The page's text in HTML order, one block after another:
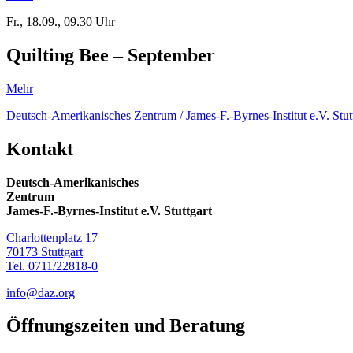
Fr., 18.09., 09.30 Uhr
Quilting Bee – September
Mehr
Deutsch-Amerikanisches Zentrum / James-F.-Byrnes-Institut e.V.
Kontakt
Deutsch-Amerikanisches
Zentrum
James-F.-Byrnes-Institut e.V. Stuttgart
Charlottenplatz 17
70173 Stuttgart
Tel. 0711/22818-0
info@daz.org
Öffnungszeiten und Beratung